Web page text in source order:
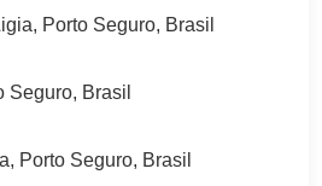
Porto Seguro, Brasil
Seguro, Brasil
Porto Seguro, Brasil